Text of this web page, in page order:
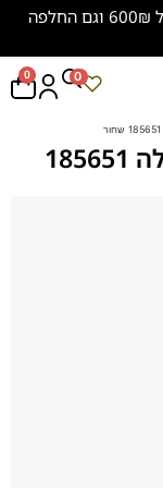
משתלם להתחדש: משלוח חינם ברכישה מעל 600₪ וגם החלפה
0 0
נעלי מוקסין לגברים מידה גדולה 185651